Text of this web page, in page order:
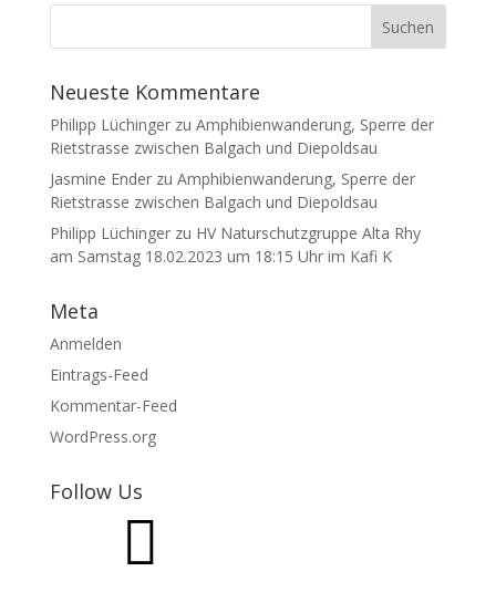
Neueste Kommentare
Philipp Lüchingerzu Amphibienwanderung, Sperre der
Rietstrasse zwischen Balgach und Diepoldsau
Jasmine Enderzu Amphibienwanderung, Sperre der
Rietstrasse zwischen Balgach und Diepoldsau
Philipp Lüchingerzu HV Naturschutzgruppe Alta Rhy
am Samstag 18.02.2023 um 18:15 Uhr im Kafi K
Meta
Anmelden
Eintrags-Feed
Kommentar-Feed
WordPress.org
Follow Us